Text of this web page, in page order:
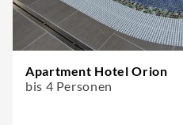
Apartment Hotel Orion
bis 4 Personen